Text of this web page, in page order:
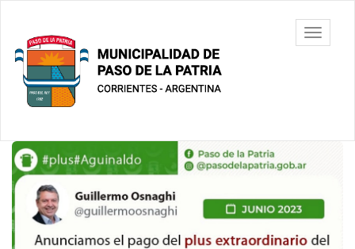
contenido
principal
Municipalidad
de Paso De
La Patria
barra
Contenido
principal